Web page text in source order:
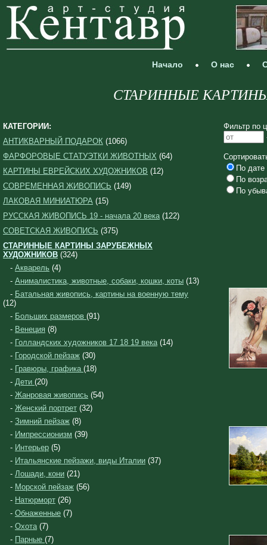
Начало О нас
СТАРИННЫЕ
КАТЕГОРИИ:
АНТИКВАРНЫЙ ПОДАРОК (1066)
ФАРФОРОВЫЕ СТАТУЭТКИ ЖИВОТНЫХ (64)
КАРТИНЫ ЕВРЕЙСКИХ ХУДОЖНИКОВ (12)
СОВРЕМЕННАЯ ЖИВОПИСЬ (149)
ЛАКОВАЯ МИНИАТЮРА (15)
РУССКАЯ ЖИВОПИСЬ 19 - начала 20 века(122)
СОВЕТСКАЯ ЖИВОПИСЬ (375)
СТАРИННЫЕ КАРТИНЫ ЗАРУБЕЖНЫХ
ХУДОЖНИКОВ (324)
- Акварель (4)
- Анималистика, животные, собаки, кошки, коты (13)
- Батальная живопись, картины на военную тему
(12)
- Больших размеров (91)
- Венеция (8)
- Голландских художников 17 18 19 века(14)
- Городской пейзаж (30)
- Гравюры, графика (18)
- Дети (20)
- Жанровая живопись (54)
- Женский портрет (32)
- Зимний пейзаж (8)
- Импрессионизм (39)
- Интерьер (5)
- Итальянские пейзажи, виды Италии (37)
- Лошади, кони (21)
- Морской пейзаж (56)
- Натюрморт (26)
- Обнаженные (7)
- Охота(7)
- Парные (7)
Фильтр по
По дате
По
По